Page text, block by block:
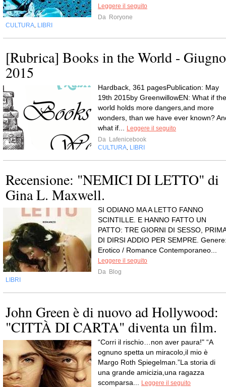
Leggere il seguito
Da Roryone
CULTURA LIBRI
[Rubrica] Books in the World - Giugno
2015
Hardback, 361 pagesPublication: May
19th 2015by GreenwillowEN: What if the
world holds more dangers,and more
wonders, than we have ever known?
what if...
Leggere il seguito
Da Lafenicebook
CULTURA LIBRI
Recensione: "NEMICI DI LETTO" di
Gina L. Maxwell.
SI ODIANO MA A LETTO FANNO
SCINTILLE. E HANNO FATTO UN
PATTO: TRE GIORNI DI SESSO, PRIMA
DI DIRSI ADDIO PER SEMPRE.
Erotico / Romance Contemporaneo...
Leggere il seguito
Da Blog
LIBRI
John Green è di nuovo ad Hollywood:
"CITTÀ DI CARTA" diventa un film.
“Corri il rischio…non aver paura!" “A
ognuno spetta un miracolo,il mio è
Margo Roth Spiegelman.”La storia di
una grande amicizia,una ragazza
scomparsa...
Leggere il seguito